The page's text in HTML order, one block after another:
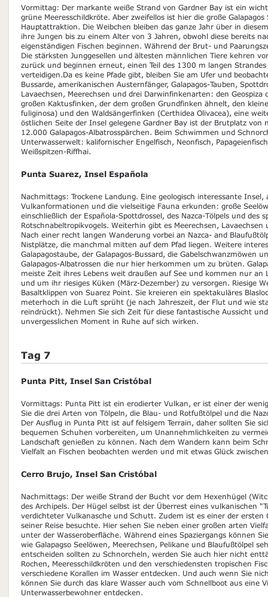
Vormittag: Der markante weiße Strand von Gardner Bay ist ein
grüne Meeresschildkröte. Aber zweifellos ist hier die große Galapagos
Hauptattraktion. Die Weibchen bleiben das ganze Jahr über in
ihre Jungen bis zu einem Alter von 3 Jahren, obwohl diese bereits
eigenständigen Fischen beginnen. Während der Brut- und
Die stärksten Junggesellen und ältesten männlichen Tiere kehren
zurück und beginnen erneut, einen Teil des 1300 m langen
verteidigen.Da es keine Pfade gibt, bleiben Sie am Ufer und
Bussarde, amerikanischen Austernfänger, Galapagos-Tauben,
Lavaechsen, Meerechsen und drei Darwinfinkenarten: den Geospiza
großen Kaktusfinken, der dem großen Grundfinken ähnelt, den
fuliginosa) und den Waldsängerfinken (Certhidea Olivacea), eine
östlichen Seite der Insel gelegene Gardner Bay ist der Brutplatz von
12.000 Galapagos-Albatrosspärchen. Beim Schwimmen und
Unterwasserwelt: kalifornischer Engelfisch, Neonfisch,
Weißspitzen-Riffhai.
Punta Suarez, Insel Española
Nachmittags: Trockene Landung. Eine geologisch interessante Insel,
Vulkanformationen und die vielseitige Fauna erkunden: große
einschließlich der Española-Spottdrossel, des Nazca-Tölpels und des
Rotschnabeltropikvogels. Weiterhin gibt es Meerechsen,
Nach einer recht langen Wanderung vorbei an Nazca- and
Nistplätze, die manchmal mitten auf dem Pfad liegen. Weitere
Galapagostaube, der Galapagos-Bussard, die Gabelschwanzmöwen
Galapagos-Albatrossen die nur hier herkommen um zu brüten.
meiste Zeit ihres Lebens weit draußen auf See und kommen nur an
und um ihr riesiges Küken (März-Dezember) zu versorgen. Riesige
Basaltklippen von Suarez Point. Sie kreieren ein spektakuläres
meterhoch in die Luft sprüht (je nach Jahreszeit, der Flut und wie
reindrückt). Nehmen Sie sich Zeit für diese fantastische Aussicht
unvergesslichen Moment in Ruhe auf sich wirken.
Tag 7
Punta Pitt, Insel San Cristóbal
Vormittags: Punta Pitt ist ein erodierter Vulkan, er ist einer der
Sie die drei Arten von Tölpeln, die Blau- und Rotfußtölpel und die
Der Ausflug in Punta Pitt ist auf felsigem Terrain, daher sollten Sie
bequemen Schuhen vorbereiten, um Unannehmlichkeiten zu
Landschaft genießen zu können. Nach dem Wandern kann beim
Vielfalt an Fischen beobachten werden und mit etwas Glück
Cerro Brujo, Insel San Cristóbal
Nachmittags: Der weiße Strand der Bucht vor dem Hexenhügel
des Archipels. Der Hügel selbst ist der Überrest eines vulkanischen
verdichteter Vulkanasche und Schutt. Zudem ist es einer der ersten
seiner Reise besuchte. Hier sehen Sie neben einer großen arten
unter der Wasseroberfläche. Während eines Spaziergangs können
wie Galapagso Seelöwen, Meerechsen, Pelikane und Blaufußtölpel
entscheiden sollten zu Schnorcheln, werden Sie auch hier nicht
Rochen, Meeresschildkröten und den verschiedensten tropischen
verschiedene Korallen im Wasser entdecken. Und auch wenn Sie
können Sie durch das klare Wasser auch vom Schnellboot aus eine
Unterwasserbewohner entdecken.